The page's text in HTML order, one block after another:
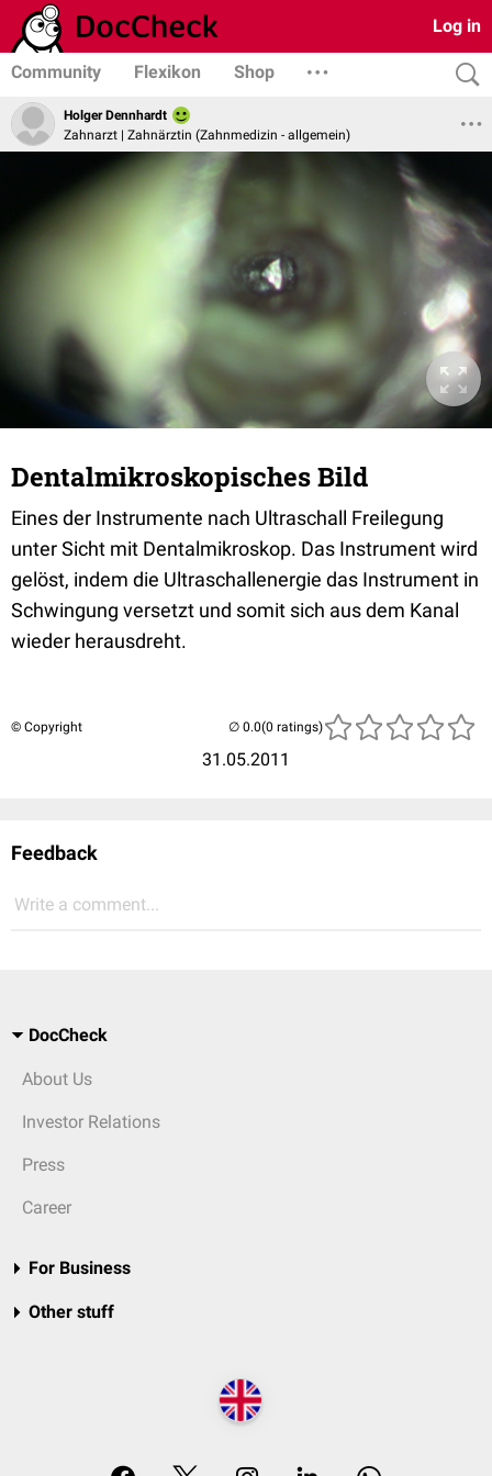
Log in
Community Flexikon Shop
Holger Dennhardt
Zahnarzt | Zahnärztin (Zahnmedizin - allgemein)
Dentalmikroskopisches Bild
Eines der Instrumente nach Ultraschall Freilegung
unter Sicht mit Dentalmikroskop. Das Instrument wird
gelöst, indem die Ultraschallenergie das Instrument in
Schwingung versetzt und somit sich aus dem Kanal
wieder herausdreht.
© Copyright
31.05.2011
(0 ratings)
Feedback
Write a comment...
DocCheck
About Us
Investor Relations
Press
Career
For Business
Other stuff